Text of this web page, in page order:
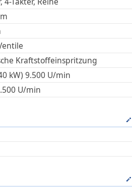
Kraftstoffeinspritzung
kW) 9.500 U/min
U/min